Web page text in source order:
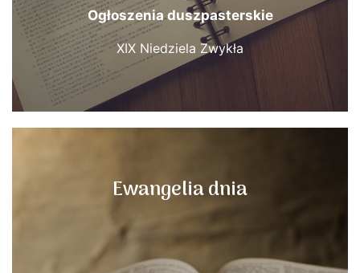
Ogłoszenia duszpasterskie
XIX Niedziela Zwykła
Ewangelia dnia